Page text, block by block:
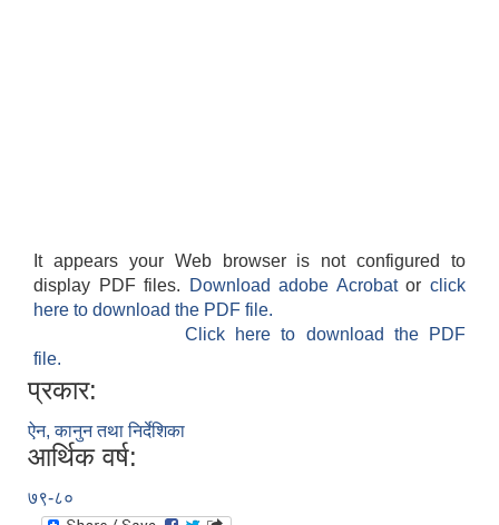
It appears your Web browser is not configured to
display PDF files.
Download adobe Acrobatorclick
here to download the PDF file.
Click here to download the PDF
file.
प्रकार:
ऐन, कानुन तथा निर्देशिका
आर्थिक वर्ष:
७९-८०